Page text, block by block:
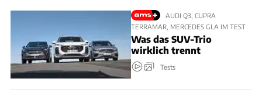
AUDI Q3, CUPRA
TERRAMAR, MERCEDES GLA IM TEST
Was das SUV-Trio
wirklich trennt
Tests